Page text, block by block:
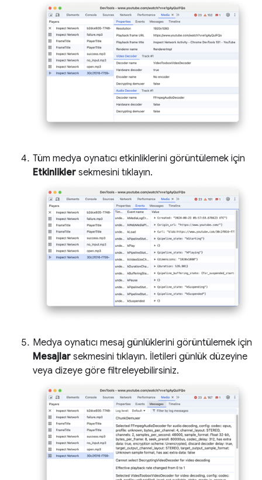
Tüm medya oynatıcı etkinliklerini görüntülemek için
Etkinlikler sekmesini tıklayın.
Medya oynatıcı mesaj günlüklerini görüntülemek için
Mesajlar sekmesini tıklayın. İletileri günlük düzeyine
veya dizeye göre filtreleyebilirsiniz.